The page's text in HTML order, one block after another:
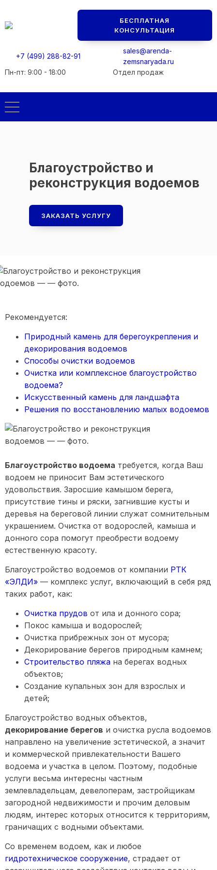
+7 (499) 288-82-91
sales@arenda-
zemsnaryada.ru
Пн-пт: 9:00 - 18:00
Отдел продаж
БЕСПЛАТНАЯ
КОНСУЛЬТАЦИЯ
Благоустройство и
реконструкция водоемов
ЗАКАЗАТЬ УСЛУГУ
Рекомендуется:
Природный камень для берегоукрепления и
декорирования водоемов
Способы очистки водоемов
Очистка или комплексное благоустройство
водоема?
Искусственный камень для ландшафта
Решения по восстановлению малых водоемов
Благоустройство водоема требуется, когда Ваш
водоем не приносит Вам эстетического
удовольствия. Заросшие камышом берега,
присутствие тины и ряски, загнившие кусты и
деревья на береговой линии служат сомнительным
украшением. Очистка от водорослей, камыша и
донного сора помогут преобрести водоему
естественную красоту.
Благоустройство водоемов от компании РТК
«ЭЛДИ» — комплекс услуг, включающий в себя ряд
таких работ, как:
Очистка прудов от ила и донного сора;
Покос камыша и водорослей;
Очистка прибрежных зон от мусора;
Декорирование берегов природным камнем;
Строительство пляжа на берегах водных
объектов;
Создание купальных зон для взрослых и
детей;
Благоустройство водных объектов,
декорирование берегов и очистка русла водоемов
направлено на увеличение эстетической, а значит
и коммерческой привлекательности Вашего
водоема и участка в целом. Поэтому, подобные
услуги весьма интересны частным
землевладельцам, девелоперам, застройщикам
загородной недвижимости и прочим деловым
людям, интерес которых относится к территориям,
граничащих с водными объектами.
Со временем водоем, как и любое
гидротехническое сооружение, страдает от
Мы перезвоним вам в ближайшее рабочее время.
Консультация БЕСПЛАТНАЯ
Мы перезвоним вам в ближайшее рабочее время.
Консультация БЕСПЛАТНАЯ